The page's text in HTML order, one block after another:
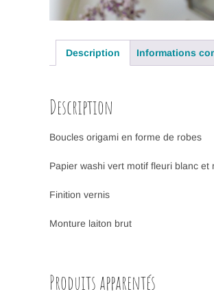
Description Informations
Description
Boucles origami en forme de robes
Papier washi vert motif fleuri blanc et
Finition vernis
Monture laiton brut
Produits apparentés